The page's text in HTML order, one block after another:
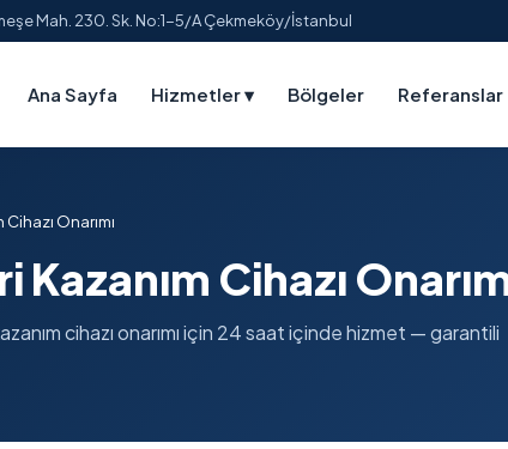
Mah. 230. Sk. No:1-5/A Çekmeköy/İstanbul
Ana Sayfa Hizmetler▾ Bölgeler Referanslar
Cihazı Onarımı
Kazanım Cihazı
cihazı onarımı için 24 saat içinde hizmet — garantili